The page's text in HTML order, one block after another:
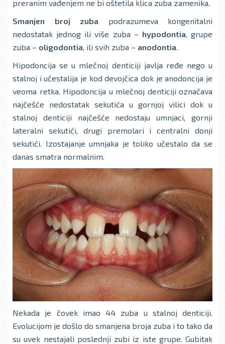
preranim vađenjem ne bi oštetila klica zuba zamenika.
Smanjen broj zuba podrazumeva kongenitalni
nedostatak jednog ili više zuba – hypodontia , grupe
zuba – oligodontia , ili svih zuba – anodontia
Hipodoncija se u mlečnoj denticiji javlja ređe nego u
stalnoj i učestalija je kod devojčica dok je anodoncija je
veoma retka. Hipodoncija u mlečnoj denticiji označava
najčešće nedostatak sekutića u gornjoj vilici dok u
stalnoj denticiji najčešće nedostaju umnjaci, gornji
lateralni sekutići, drugi premolari i centralni donji
sekutići. Izostajanje umnjaka je toliko učestalo da se
danas smatra normalnim.
Nekada je čovek imao 44 zuba u stalnoj denticiji.
Evolucijom je došlo do smanjena broja zuba i to tako da
su uvek nestajali poslednji zubi iz iste grupe. Gubitak